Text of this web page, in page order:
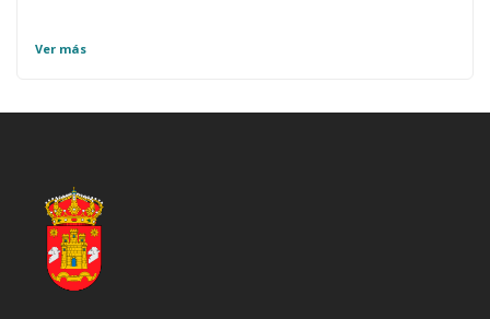
Ver más